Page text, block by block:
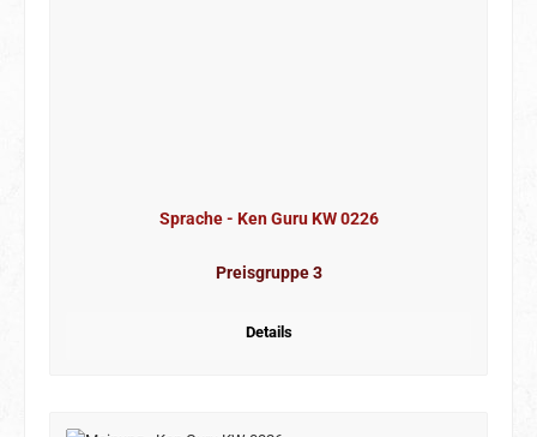
Sprache - Ken Guru KW 0226
Preisgruppe 3
Details